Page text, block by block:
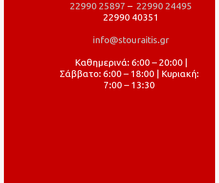
22990 25897 – 22990 24495
22990 40351
info@stouraitis.gr
Καθημερινά: 6:00 – 20:00 |
Σάββατο: 6:00 – 18:00 | Κυριακή:
7:00 – 13:30